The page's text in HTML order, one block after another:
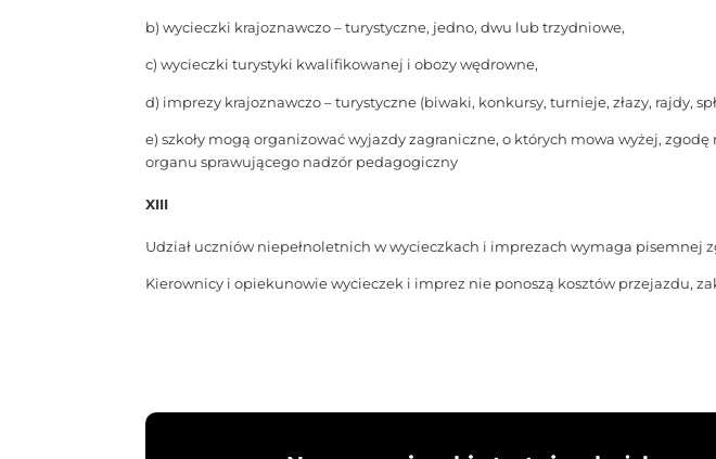
b) wycieczki krajoznawczo – turystyczne, jedno, dwu lub trzydniowe,
c) wycieczki turystyki kwalifikowanej i obozy wędrowne,
d) imprezy krajoznawczo – turystyczne (biwaki, konkursy, turnieje, złazy, rajdy,
e) szkoły mogą organizować wyjazdy zagraniczne, o których mowa wyżej,
organu sprawującego nadzór pedagogiczny
XIII
Udział uczniów niepełnoletnich w wycieczkach i imprezach wymaga pisemnej
Kierownicy i opiekunowie wycieczek i imprez nie ponoszą kosztów przejazdu,